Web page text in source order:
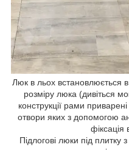
Люк в льох встановлюється в
розміру люка (дивіться
конструкції рами приварені
отвори яких з допомогою
фіксація
Підлогові люки під